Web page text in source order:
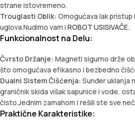
strane istovremeno.
Trouglasti Oblik: Omogućava lak
uglova.Nudimo vam i ROBOT USISIVAČE.
Funkcionalnost na Delu:
Čvrsto Držanje: Magneti sigurno drže
što omogućava efikasno i bezbedno
Dualni Sistem Čišćenja: Sunđer uklanja
graničnik skida višak sapunice i vode,
čisto.Jednim zamahom i rešili ste sve
Praktične Karakteristike: